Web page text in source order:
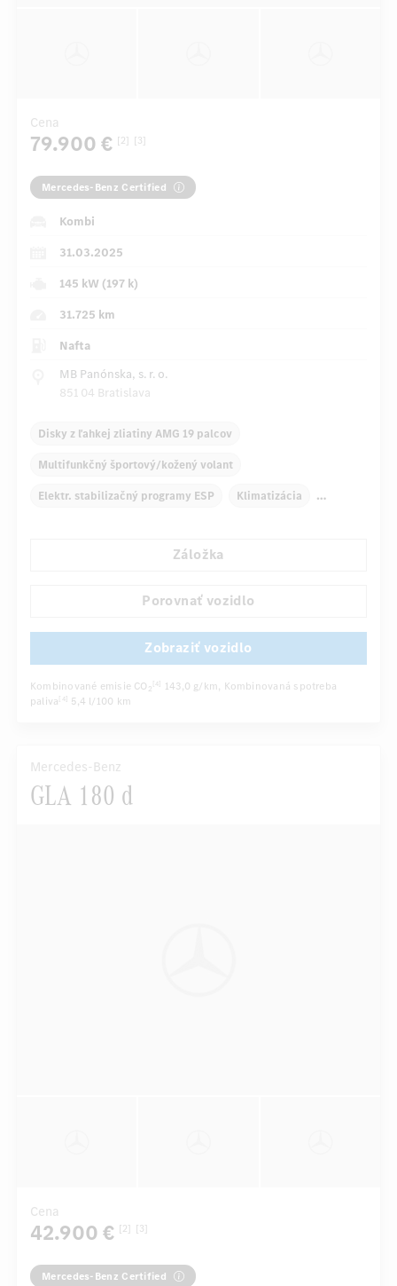
Cena
79.900 € [2] [3]
Mercedes-Benz Certified
Kombi
31.03.2025
145 kW (197 k)
31.725 km
Nafta
MB Panónska, s. r. o.
851 04 Bratislava
Disky z ľahkej zliatiny AMG 19 palcov
Multifunkčný športový/kožený volant
Elektr. stabilizačný programy ESP Klimatizácia
Automatické stmievanie vnútorného/vonkajšieho zrkadla
Záložka
Porovnať vozidlo
Zobraziť vozidlo
Kombinované emisie CO 2 [4] 143,0 g/km, Kombinovaná spotreba
paliva
[4] 5,4 l/100 km
Mercedes-Benz
GLA 180 d
Cena
42.900 € [2] [3]
Mercedes-Benz Certified